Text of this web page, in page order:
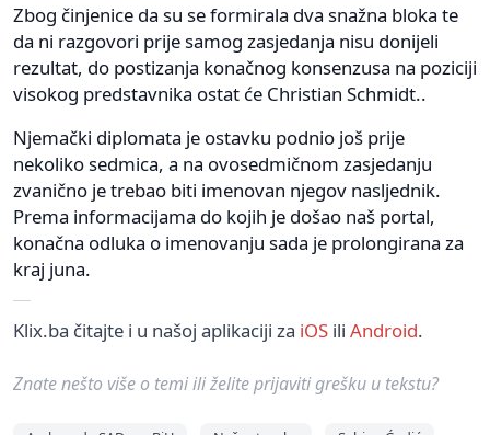
Zbog činjenice da su se formirala dva snažna bloka te
da ni razgovori prije samog zasjedanja nisu donijeli
rezultat, do postizanja konačnog konsenzusa na poziciji
visokog predstavnika ostat će Christian Schmidt..
Njemački diplomata je ostavku podnio još prije
nekoliko sedmica, a na ovosedmičnom zasjedanju
zvanično je trebao biti imenovan njegov nasljednik.
Prema informacijama do kojih je došao naš portal,
konačna odluka o imenovanju sada je prolongirana za
kraj juna.
Klix.ba čitajte i u našoj aplikaciji za iOS ili Android.
Znate nešto više o temi ili želite prijaviti grešku u tekstu?